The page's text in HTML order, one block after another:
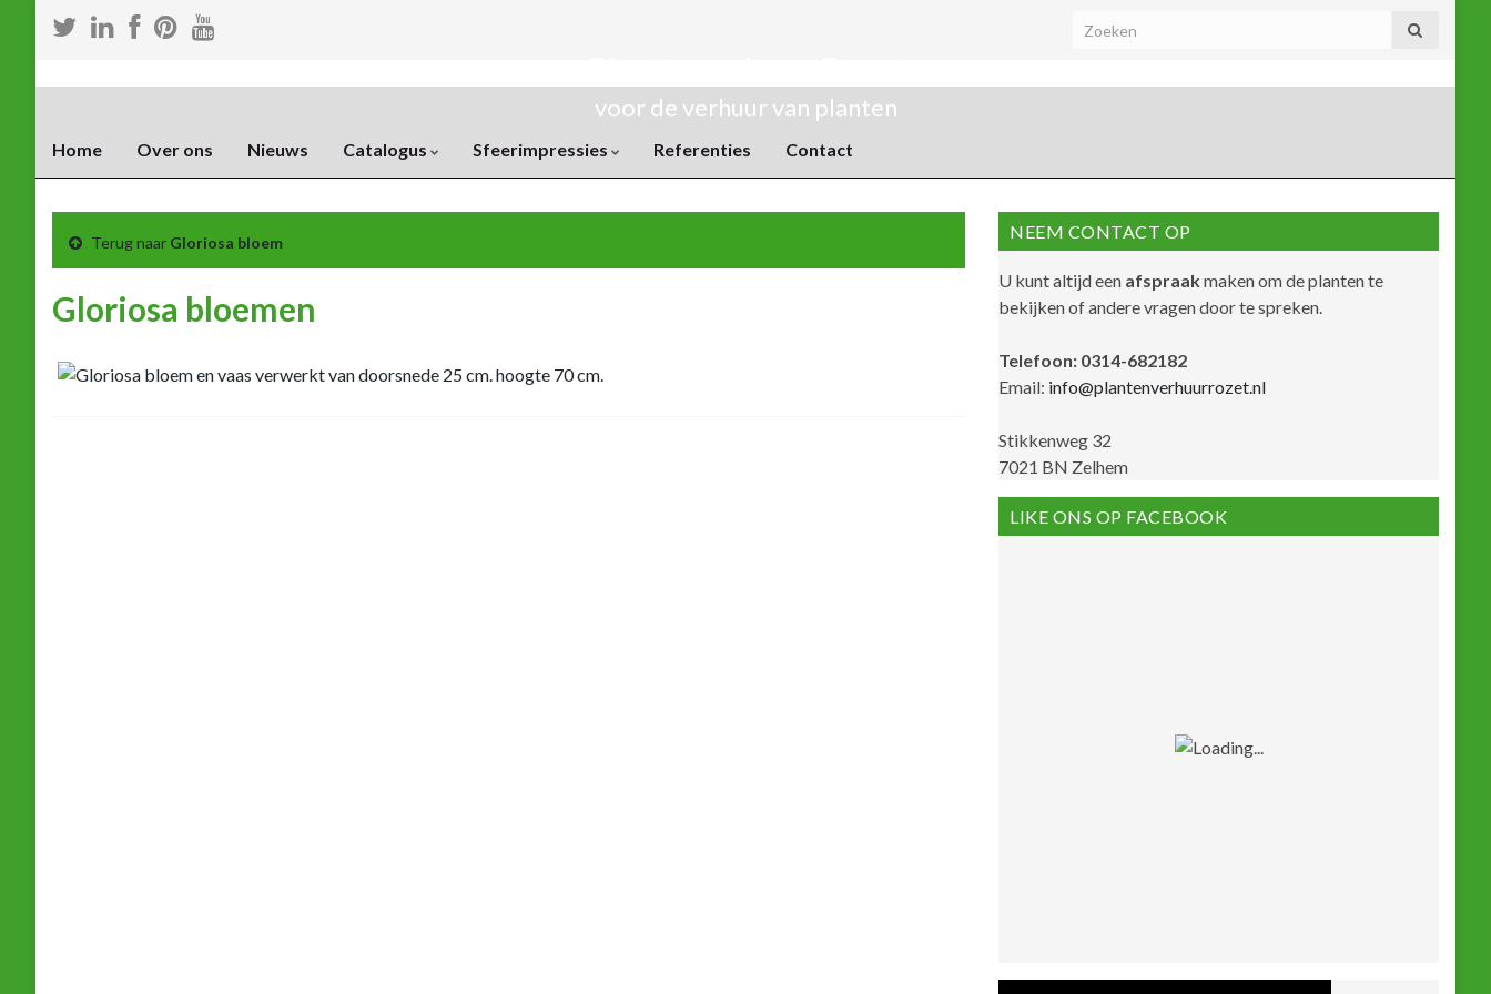
voor de verhuur van planten
Home Over ons Nieuws Catalogus Sfeerimpressies Referenties Contact
Terug naar Gloriosa bloem
Gloriosa bloemen
NEEM CONTACT OP
U kunt altijd een afspraakmaken om de planten te
bekijken of andere vragen door te spreken.
Telefoon: 0314-682182
Email: info@plantenverhuurrozet.nl
Stikkenweg 32
7021 BN Zelhem
LIKE ONS OP FACEBOOK